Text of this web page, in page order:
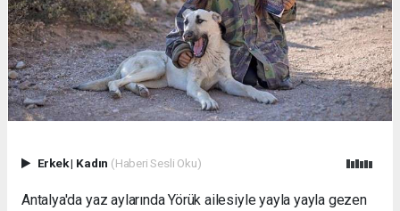
Erkek| Kadın (Haberi Sesli Oku)
Antalya'da yaz aylarında Yörük ailesiyle yayla yayla gezen